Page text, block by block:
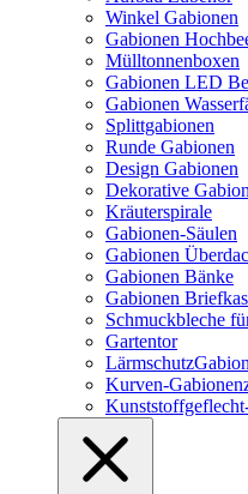
Winkel Gabionen
Gabionen
Mülltonnenboxen
Gabionen LED
Gabionen
Splittgabionen
Runde Gabionen
Design Gabionen
Dekorative
Kräuterspirale
Gabionen-Säulen
Gabionen
Gabionen Bänke
Gabionen
Schmuckbleche
Gartentor
Kurven-